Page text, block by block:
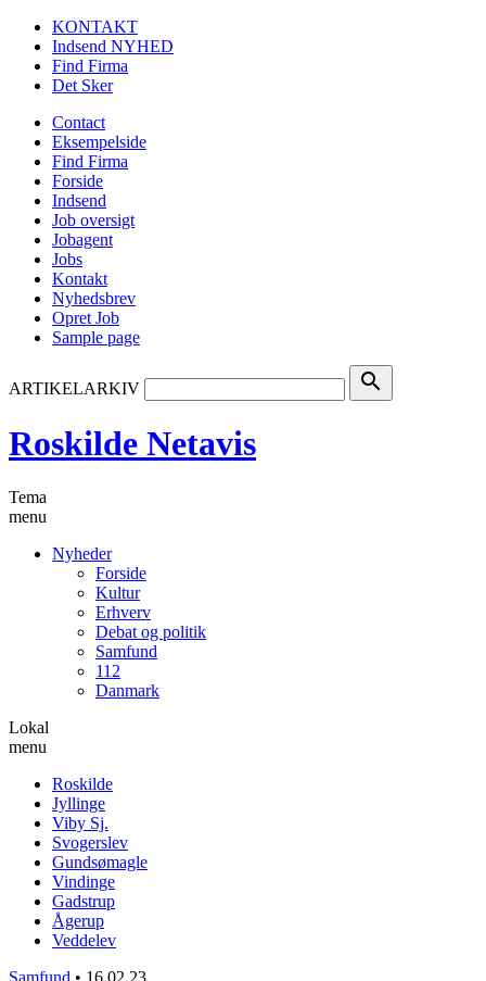
KONTAKT
Indsend NYHED
Find Firma
Det Sker
Contact
Eksempelside
Find Firma
Forside
Indsend
Job oversigt
Jobagent
Jobs
Kontakt
Nyhedsbrev
Opret Job
Sample page
ARTIKELARKIV search
Roskilde Netavis
Tema
menu
Nyheder
Forside
Kultur
Erhverv
Debat og politik
Samfund
112
Danmark
Lokal
menu
Roskilde
Jyllinge
Viby Sj.
Svogerslev
Gundsømagle
Vindinge
Gadstrup
Ågerup
Veddelev
Samfund • 16.02.23